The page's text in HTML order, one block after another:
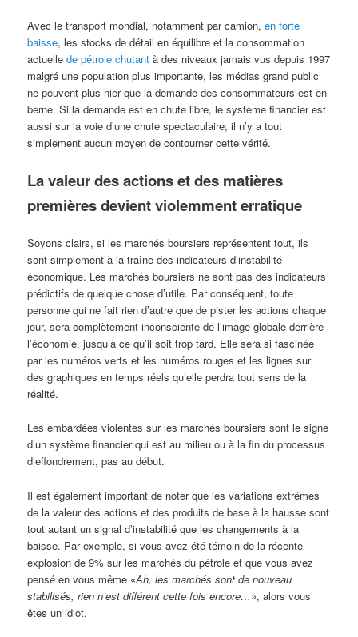
Avec le transport mondial, notamment par camion,en forte
baisse, les stocks de détail en équilibre et la consommation
actuellede pétrole chutant à des niveaux jamais vus depuis 1997
malgré une population plus importante, les médias grand public
ne peuvent plus nier que la demande des consommateurs est en
berne. Si la demande est en chute libre, le système financier est
aussi sur la voie d’une chute spectaculaire; il n’y a tout
simplement aucun moyen de contourner cette vérité.
La valeur des actions et des matières
premières devient violemment erratique
Soyons clairs, si les marchés boursiers représentent tout, ils
sont simplement à la traîne des indicateurs d’instabilité
économique. Les marchés boursiers ne sont pas des indicateurs
prédictifs de quelque chose d’utile. Par conséquent, toute
personne qui ne fait rien d’autre que de pister les actions chaque
jour, sera complètement inconsciente de l’image globale derrière
l’économie, jusqu’à ce qu’il soit trop tard. Elle sera si fascinée
par les numéros verts et les numéros rouges et les lignes sur
des graphiques en temps réels qu’elle perdra tout sens de la
réalité.
Les embardées violentes sur les marchés boursiers sont le signe
d’un système financier qui est au milieu ou à la fin du processus
d’effondrement, pas au début.
Il est également important de noter que les variations extrêmes
de la valeur des actions et des produits de base à la hausse sont
tout autant un signal d’instabilité que les changements à la
baisse. Par exemple, si vous avez été témoin de la récente
explosion de 9% sur les marchés du pétrole et que vous avez
pensé en vous même «Ah, les marchés sont de nouveau
stabilisés, rien n’est différent cette fois encore…», alors vous
êtes un idiot.